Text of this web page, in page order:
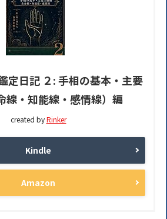
定日記 ２: 手相の基本・主要
線・知能線・感情線）編
created byRinker
Kindle
Amazon